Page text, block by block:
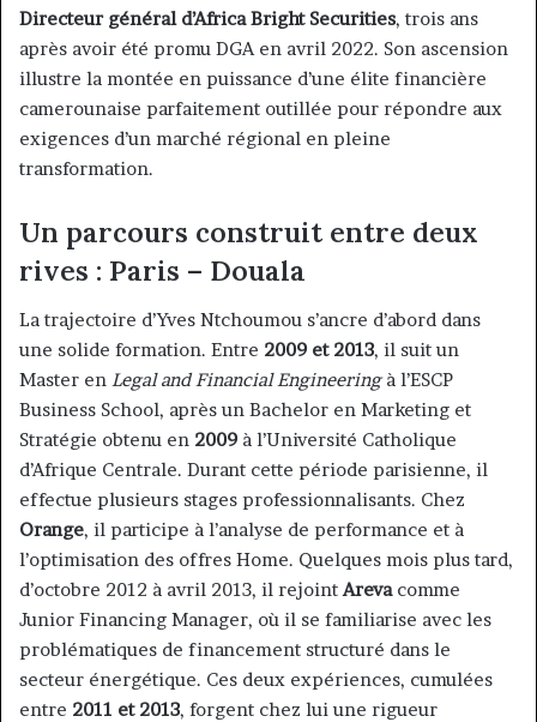
Directeur général d’Africa Bright Securities, trois ans
après avoir été promu DGA en avril 2022. Son ascension
illustre la montée en puissance d’une élite financière
camerounaise parfaitement outillée pour répondre aux
exigences d’un marché régional en pleine
transformation.
Un parcours construit entre deux
rives : Paris – Douala
La trajectoire d’Yves Ntchoumou s’ancre d’abord dans
une solide formation. Entre 2009 et 2013, il suit un
Master en Legal and Financial Engineeringà l’ESCP
Business School, après un Bachelor en Marketing et
Stratégie obtenu en 2009 à l’Université Catholique
d’Afrique Centrale. Durant cette période parisienne, il
effectue plusieurs stages professionnalisants. Chez
Orange, il participe à l’analyse de performance et à
l’optimisation des offres Home. Quelques mois plus tard,
d’octobre 2012 à avril 2013, il rejoint Arevacomme
Junior Financing Manager, où il se familiarise avec les
problématiques de financement structuré dans le
secteur énergétique. Ces deux expériences, cumulées
entre 2011 et 2013, forgent chez lui une rigueur